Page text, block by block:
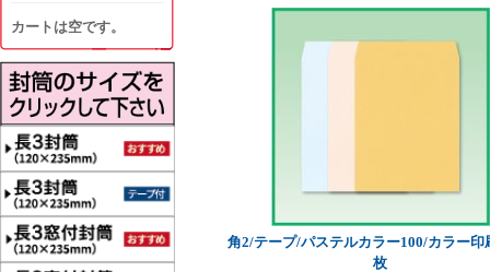
カートは空です。
角2/テープ/パステルカラー100/カラー印
枚